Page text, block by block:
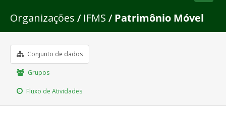
Conjuntos de dados
Organizações
Grupos
Sobre
Organizações IFMS Patrimônio Móvel
Conjunto de dados
Grupos
Fluxo de Atividades